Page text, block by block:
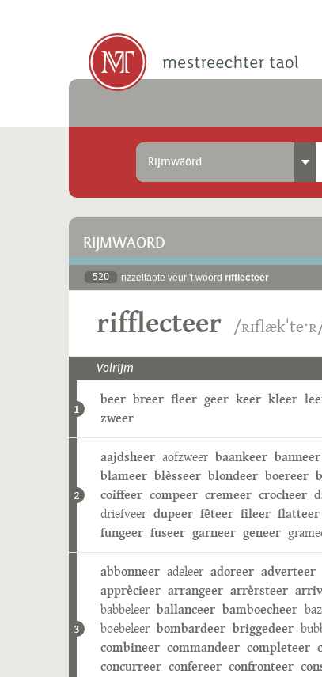
Rijmwäörd
RIJMWÄÖRD
520 rizzeltaote veur 't woord rifflecteer
rifflecteer /
Volrijm
1
beer breer fleer geer keer kleer
zweer
2
aajdsheer aofzweer baankeer banneer
blameer blèsseer blondeer boereer
coiffeer compeer cremeer crocheer
driefveer dupeer fêteer fileer flatteer
fungeer fuseer garneer geneer
3
abbonneer adeleer adoreer adverteer
apprècieer arrangeer arrèrsteer
babbeleer ballanceer bamboecheer
boebeleer bombardeer briggedeer
combineer commandeer completeer
concurreer confereer confronteer